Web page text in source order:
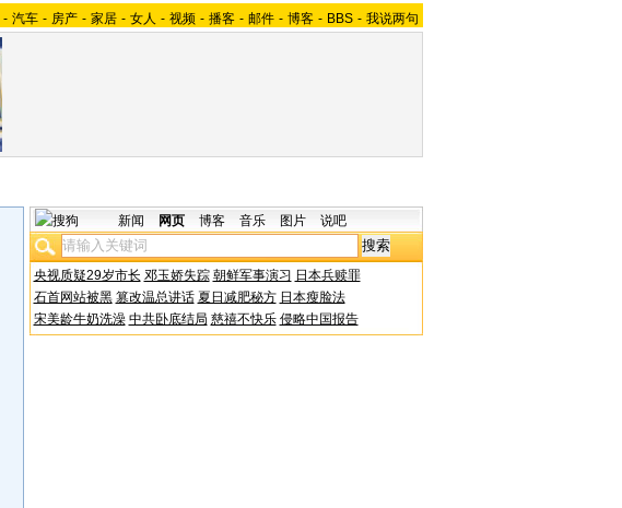
- 汽车 - 房产 - 家居 - 女人 - 视频 - 播客 - 邮件 - 博客 - BBS - 我说两句
新闻 网页 博客 音乐 图片 说吧
央视质疑29岁市长 邓玉娇失踪 朝鲜军事演习 日本兵赎罪
石首网站被黑 篡改温总讲话 夏日减肥秘方 日本瘦脸法
宋美龄牛奶洗澡 中共卧底结局 慈禧不快乐 侵略中国报告